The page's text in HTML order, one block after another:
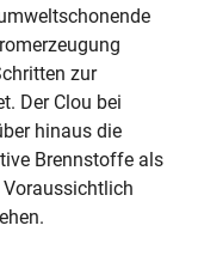
zur
Der Clou bei
hinaus die
Brennstoffe als
Voraussichtlich